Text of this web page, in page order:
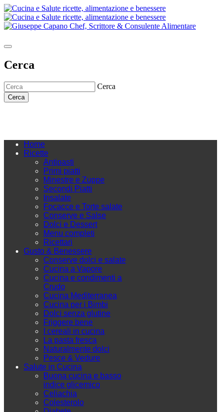
Cerca
Cerca
Cerca
Home
Ricette
Antipasti
Primi piatti
Minestre e Zuppe
Secondi Piatti
Insalate
Focacce e Torte salate
Conserve e Salse
Dolci e Dessert
Menu completi
Ricettari
Gusto & Benessere
Conserve dolci e salate
Cucina a Vapore
Cucina e condimenti a
Crudo
Cucina Mediterranea
Cucina per i Bimbi
Dolci senza glutine
Friggere bene
I cereali in cucina
La pasta fresca
Naturalmente dolci
Pesce & Vedure
Salute in Cucina
Buona cucina e basso
indice glicemico
Celiachia
Colesterolo